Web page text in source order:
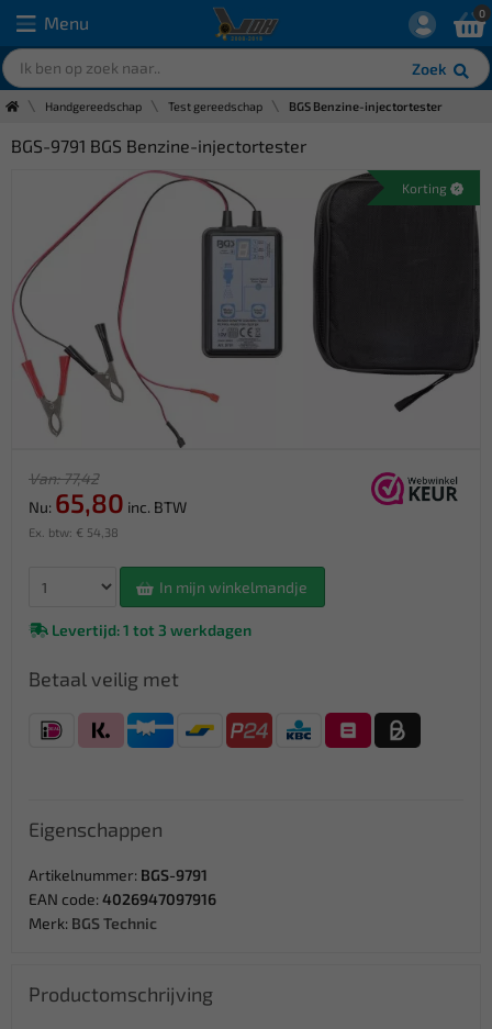
Menu
Zoek
0
Handgereedschap Test gereedschap BGS Benzine-injectortester
BGS-9791 BGS Benzine-injectortester
Korting
Van: 77,42
Nu: 65,80 inc. BTW
Ex. btw: € 54,38
In mijn winkelmandje
Levertijd: 1 tot 3 werkdagen
Betaal veilig met
Eigenschappen
Artikelnummer: BGS-9791
EAN code: 4026947097916
Merk: BGS Technic
Productomschrijving